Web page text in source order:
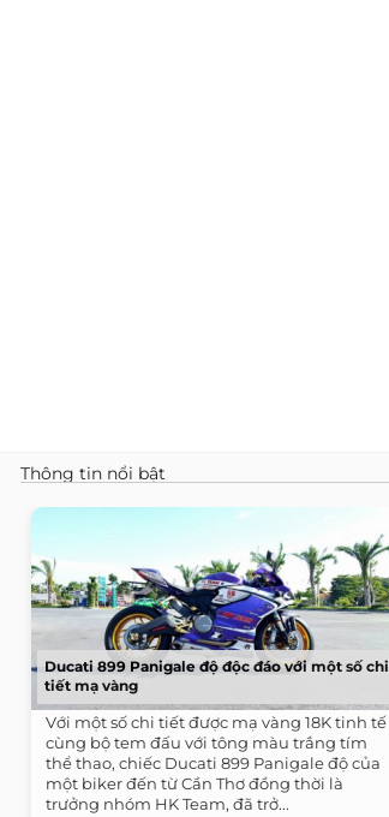
Thông tin nổi bật
Ducati 899 Panigale độ độc đáo với một số chi
tiết mạ vàng
Với một số chi tiết được mạ vàng 18K tinh tế
cùng bộ tem đấu với tông màu trắng tím
thể thao, chiếc Ducati 899 Panigale độ của
một biker đến từ Cần Thơ đồng thời là
trưởng nhóm HK Team, đã trở...